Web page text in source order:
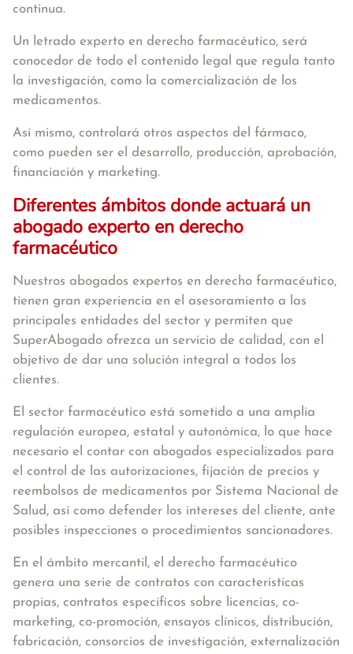
continua.
Un letrado experto en derecho farmacéutico, será
conocedor de todo el contenido legal que regula tanto
la investigación, como la comercialización de los
medicamentos.
Así mismo, controlará otros aspectos del fármaco,
como pueden ser el desarrollo, producción, aprobación,
financiación y marketing.
Diferentes ámbitos donde actuará un
abogado experto en derecho
farmacéutico
Nuestros abogados expertos en derecho farmacéutico,
tienen gran experiencia en el asesoramiento a las
principales entidades del sector y permiten que
SuperAbogado ofrezca un servicio de calidad, con el
objetivo de dar una solución integral a todos los
clientes.
El sector farmacéutico está sometido a una amplia
regulación europea, estatal y autonómica, lo que hace
necesario el contar con abogados especializados para
el control de las autorizaciones, fijación de precios y
reembolsos de medicamentos por Sistema Nacional de
Salud, así como defender los intereses del cliente, ante
posibles inspecciones o procedimientos sancionadores.
En el ámbito mercantil , el derecho farmacéutico
genera una serie de contratos con características
propias, contratos específicos sobre licencias, co-
marketing, co-promoción, ensayos clínicos, distribución,
fabricación, consorcios de investigación, externalización